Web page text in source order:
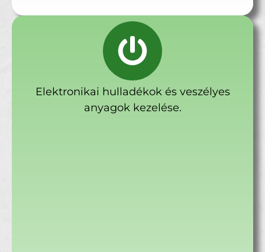
Elektronikai hulladékok és veszélyes
anyagok kezelése.